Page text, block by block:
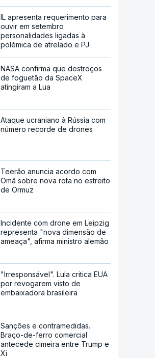
IL apresenta requerimento para
ouvir em setembro
personalidades ligadas à
polémica de atrelado e PJ
NASA confirma que destroços
de foguetão da SpaceX
atingiram a Lua
Ataque ucraniano à Rússia com
número recorde de drones
Teerão anuncia acordo com
Omã sobre nova rota no estreito
de Ormuz
Incidente com drone em Leipzig
representa "nova dimensão de
ameaça", afirma ministro alemão
"Irresponsável". Lula critica EUA
por revogarem visto de
embaixadora brasileira
Sanções e contramedidas.
Braço-de-ferro comercial
antecede cimeira entre Trump e
Xi